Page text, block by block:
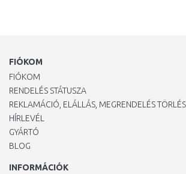
FIÓKOM
FIÓKOM
RENDELÉS STÁTUSZA
REKLAMÁCIÓ, ELÁLLÁS, MEGRENDELÉS
HÍRLEVÉL
GYÁRTÓ
BLOG
INFORMÁCIÓK